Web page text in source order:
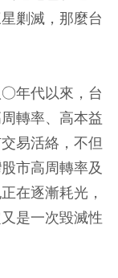
剿滅，那麼台
年代以來，台
轉率、高本益
易活絡，不但
市高周轉率及
在逐漸耗光，
是一次毀滅性